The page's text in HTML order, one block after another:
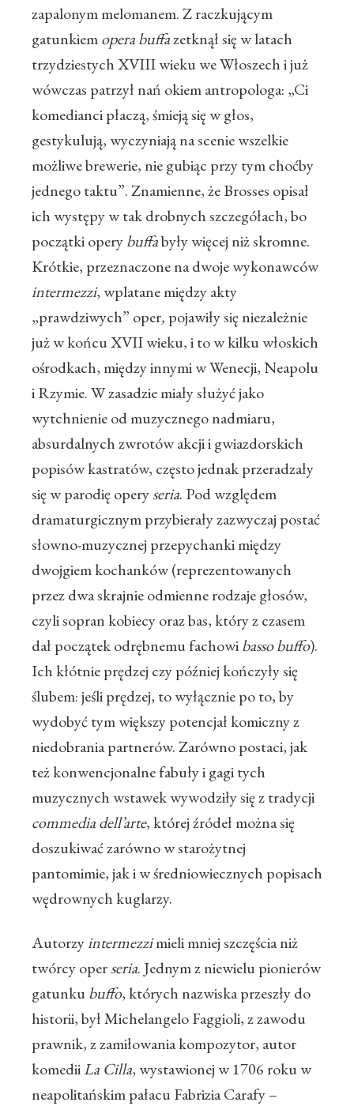
zapalonym melomanem. Z raczkującym
gatunkiemopera buffazetknął się w latach
trzydziestych XVIII wieku we Włoszech i już
wówczas patrzył nań okiem antropologa: „Ci
komedianci płaczą, śmieją się w głos,
gestykulują, wyczyniają na scenie wszelkie
możliwe brewerie, nie gubiąc przy tym choćby
jednego taktu”. Znamienne, że Brosses opisał
ich występy w tak drobnych szczegółach, bo
początki operybuffabyły więcej niż skromne.
Krótkie, przeznaczone na dwoje wykonawców
intermezzi, wplatane między akty
„prawdziwych” oper, pojawiły się niezależnie
już w końcu XVII wieku, i to w kilku włoskich
ośrodkach, między innymi w Wenecji, Neapolu
i Rzymie. W zasadzie miały służyć jako
wytchnienie od muzycznego nadmiaru,
absurdalnych zwrotów akcji i gwiazdorskich
popisów kastratów, często jednak przeradzały
się w parodię operyseria. Pod względem
dramaturgicznym przybierały zazwyczaj postać
słowno-muzycznej przepychanki między
dwojgiem kochanków (reprezentowanych
przez dwa skrajnie odmienne rodzaje głosów,
czyli sopran kobiecy oraz bas, który z czasem
dał początek odrębnemu fachowibasso buffo).
Ich kłótnie prędzej czy później kończyły się
ślubem: jeśli prędzej, to wyłącznie po to, by
wydobyć tym większy potencjał komiczny z
niedobrania partnerów. Zarówno postaci, jak
też konwencjonalne fabuły i gagi tych
muzycznych wstawek wywodziły się z tradycji
commedia dell’arte, której źródeł można się
doszukiwać zarówno w starożytnej
pantomimie, jak i w średniowiecznych popisach
wędrownych kuglarzy.
Autorzyintermezzimieli mniej szczęścia niż
twórcy operseria. Jednym z niewielu pionierów
gatunkubuffo, których nazwiska przeszły do
historii, był Michelangelo Faggioli, z zawodu
prawnik, z zamiłowania kompozytor, autor
komediiLa Cilla, wystawionej w 1706 roku w
neapolitańskim pałacu Fabrizia Carafy –